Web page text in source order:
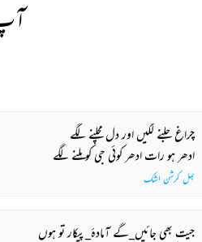
آپ
چراغ جلنے لگیں اور دل مچلنے لگے
ادھر ہو رات ادھر کوئی جی کو ملنے لگے
بمل کرشن اشک
جیت بھی جائیں_گے آمادۂ_پیکار تو ہوں